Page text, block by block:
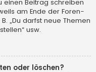
einen Beitrag schreiben
am Ende der Foren-
„Du darfst neue Themen
usw.
oder löschen?